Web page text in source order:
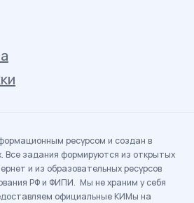
ресурсом и создан в
Все задания формируются из открытых
и из образовательных ресурсов
РФ и ФИПИ. Мы не храним у себя
официальные КИМы на